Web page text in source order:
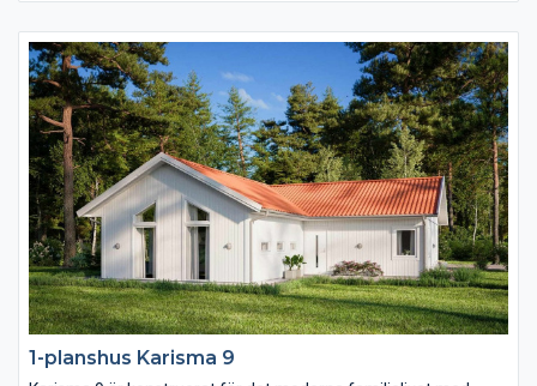
placerat mot trädgårdssidan. I husets vinkel placeras med
fördel en härlig uteplats i lä.
1-planshus Karisma 9